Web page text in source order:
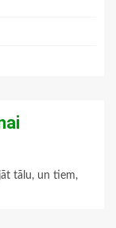
tālu, un tiem,